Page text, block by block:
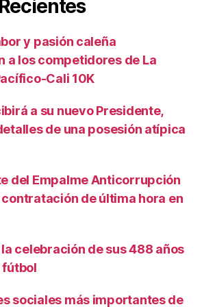
y pasión caleña
a los competidores de La
Cali 10K
a su nuevo Presidente,
de una posesión atípica
del Empalme Anticorrupción
de última hora en
celebración de sus 488 años
fútbol
sociales más importantes de